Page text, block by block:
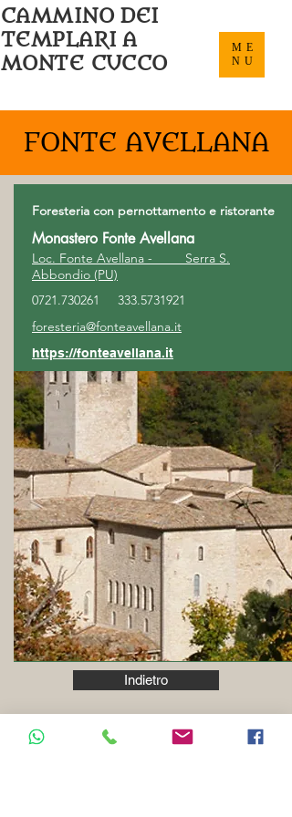
ME
NU
CAMMINO DEI
TEMPLARI A
MONTE CUCCO
FONTE AVELLANA
Foresteria con pernottamento e ristorante
Monastero Fonte Avellana
Loc. Fonte Avellana - Serra S.
Abbondio (PU)
0721.730261
333.5731921
foresteria@fonteavellana.it
https://fonteavellana.it
Indietro
Lo sviluppo e la manutenzione del